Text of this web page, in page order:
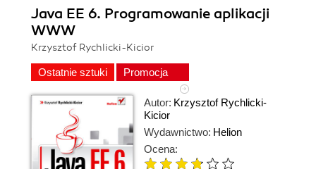
Java EE 6. Programowanie aplikacji
WWW
Krzysztof Rychlicki-Kicior
Ostatnie sztuki Promocja
Autor: Krzysztof Rychlicki-
Kicior
Wydawnictwo: Helion
Ocena: